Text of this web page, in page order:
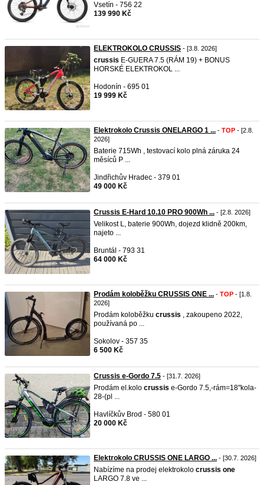
Vsetín - 756 22
139 990 Kč
ELEKTROKOLO CRUSSIS - [3.8. 2026]
crussis E-GUERA 7.5 (RÁM 19) + BONUS
HORSKÉ ELEKTROKOL ...
Hodonín - 695 01
19 999 Kč
Elektrokolo Crussis ONELARGO 1 ... - TOP - [2.8.
2026]
Baterie 715Wh , testovací kolo plná záruka 24
měsíců P ...
Jindřichův Hradec - 379 01
49 000 Kč
Crussis E-Hard 10.10 PRO 900Wh ... - [2.8. 2026]
Velikost L, baterie 900Wh, dojezd klidně 200km,
najeto ...
Bruntál - 793 31
64 000 Kč
Prodám koloběžku CRUSSIS ONE ... - TOP - [1.8.
2026]
Prodám koloběžku crussis , zakoupeno 2022,
používaná po ...
Sokolov - 357 35
6 500 Kč
Crussis e-Gordo 7.5 - [31.7. 2026]
Prodám el.kolo crussis e-Gordo 7.5,-rám=18"kola-
28-(pl ...
Havlíčkův Brod - 580 01
20 000 Kč
Elektrokolo CRUSSIS ONE LARGO ... - [30.7. 2026]
Nabízíme na prodej elektrokolo crussis one
LARGO 7.8 ve ...